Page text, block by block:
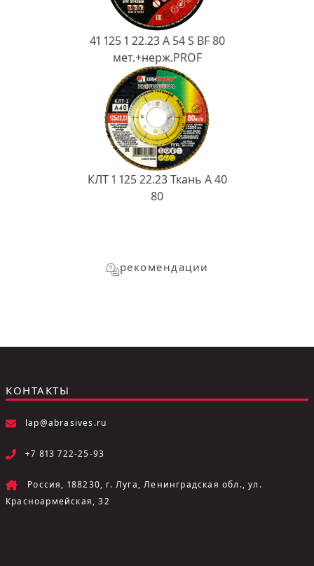
41 125 1 22.23 A 54 S BF 80
мет.+нерж.PROF
КЛТ 1 125 22.23 Ткань A 40
80
рекомендации
КОНТАКТЫ
lap@abrasives.ru
+7 813 722-25-93
Россия, 188230, г. Луга, Ленинградская обл., ул.
Красноармейская, 32